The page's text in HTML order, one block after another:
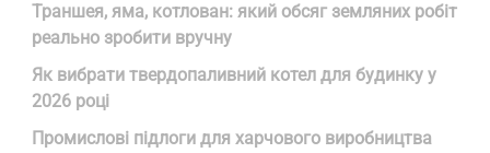
Траншея, яма, котлован: який обсяг земляних робіт
реально зробити вручну
Як вибрати твердопаливний котел для будинку у
2026 році
Промислові підлоги для харчового виробництва